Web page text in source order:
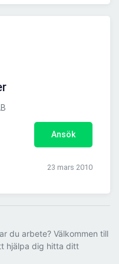
Ansök
23 mars 2010
du arbete? Välkommen till
hjälpa dig hitta ditt